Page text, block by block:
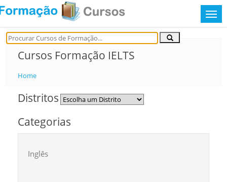
Cursos Formação IELTS
Home
Distritos
Categorias
Inglês